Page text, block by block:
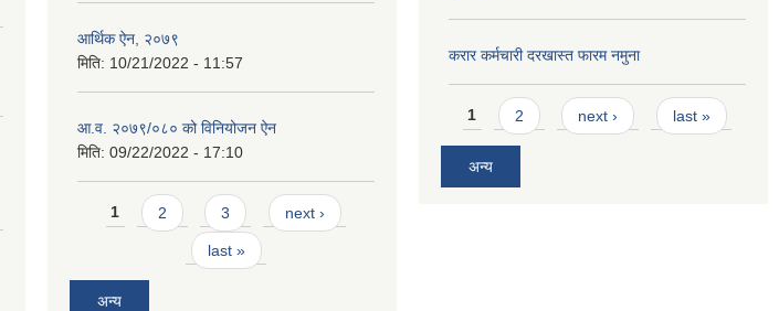
आर्थिक ऐन, २०७९
मिति: 10/21/2022 - 11:57
आ.व. २०७९/०८० को विनियोजन ऐन
मिति: 09/22/2022 - 17:10
Pages
1 2 3 next ›
last »
अन्य
करार कर्मचारी दरखास्त फारम नमुना
Pages
1 2 next › last »
अन्य